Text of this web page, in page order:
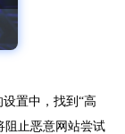
置中，找到“高
阻止恶意网站尝试